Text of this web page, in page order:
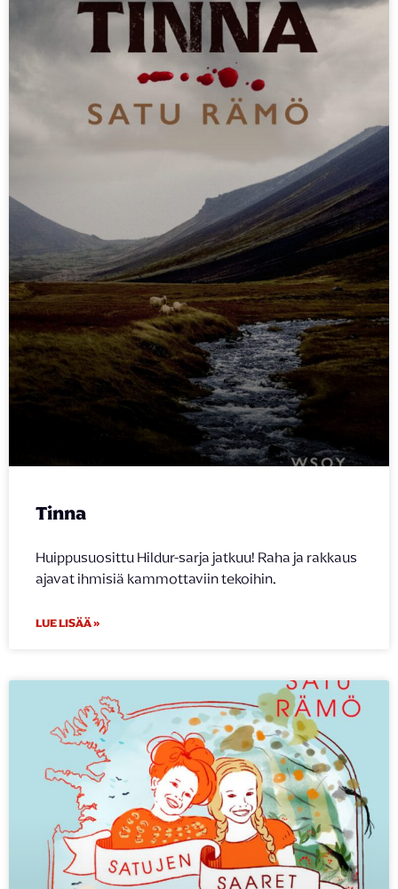
Tinna
Huippusuosittu Hildur-sarja jatkuu! Raha ja rakkaus
ajavat ihmisiä kammottaviin tekoihin.
LUE LISÄÄ »